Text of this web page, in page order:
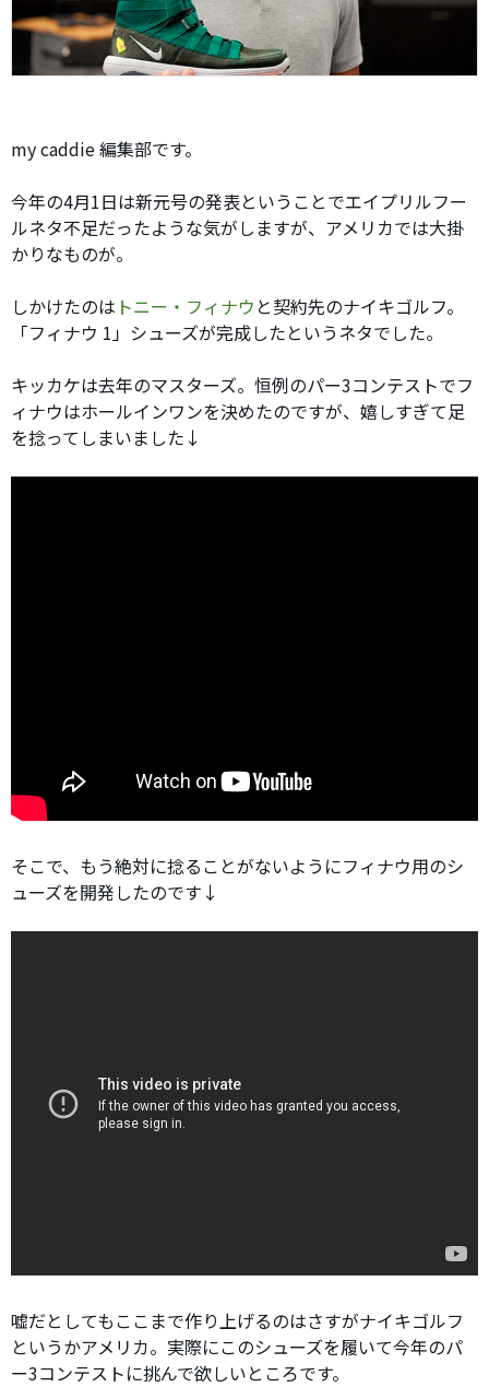
my caddie 編集部です。
今年の4月1日は新元号の発表ということでエイプリルフー
ルネタ不足だったような気がしますが、アメリカでは大掛
かりなものが。
しかけたのは トニー・フィナウ と契約先のナイキゴルフ。
「フィナウ 1」シューズが完成したというネタでした。
キッカケは去年のマスターズ。恒例のパー3コンテストでフ
ィナウはホールインワンを決めたのですが、嬉しすぎて足
を捻ってしまいました↓
そこで、もう絶対に捻ることがないようにフィナウ用のシ
ューズを開発したのです↓
嘘だとしてもここまで作り上げるのはさすがナイキゴルフ
というかアメリカ。実際にこのシューズを履いて今年のパ
ー3コンテストに挑んで欲しいところです。